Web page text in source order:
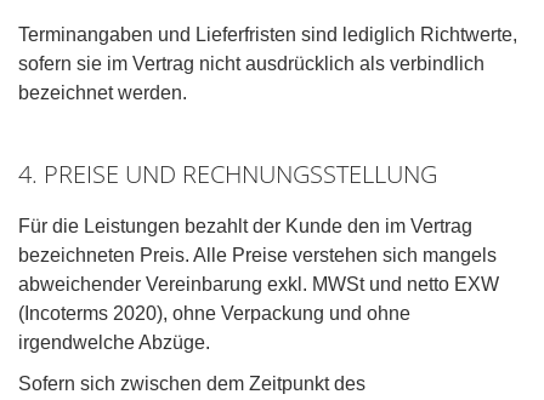
Terminangaben und Lieferfristen sind lediglich Richtwerte,
sofern sie im Vertrag nicht ausdrücklich als verbindlich
bezeichnet werden.
4. PREISE UND RECHNUNGSSTELLUNG
Für die Leistungen bezahlt der Kunde den im Vertrag
bezeichneten Preis. Alle Preise verstehen sich mangels
abweichender Vereinbarung exkl. MWSt und netto EXW
(Incoterms 2020), ohne Verpackung und ohne
irgendwelche Abzüge.
Sofern sich zwischen dem Zeitpunkt des